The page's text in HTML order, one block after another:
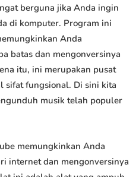
berguna jika Anda ingin
di komputer. Program ini
Anda
batas dan mengonversinya
itu, ini merupakan pusat
sifat fungsional. Di sini kita
musik telah populer
memungkinkan Anda
internet dan mengonversinya